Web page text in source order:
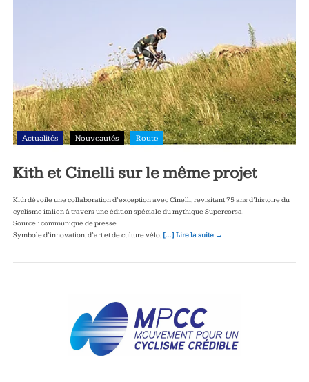
Actualités Nouveautés Route
Kith et Cinelli sur le même projet
Kith dévoile une collaboration d’exception avec Cinelli, revisitant 75 ans d’histoire du
cyclisme italien à travers une édition spéciale du mythique Supercorsa.
Source : communiqué de presse
Symbole d’innovation, d’art et de culture vélo, […] Lire la suite →